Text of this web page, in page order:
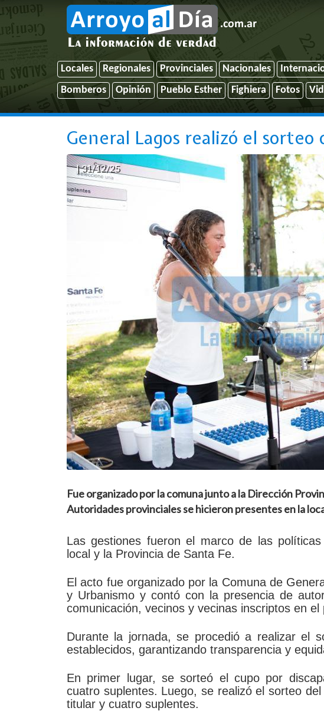
Locales Regionales Provinciales Nacionales
Bomberos
Opinión Pueblo Esther Fighiera Fotos
General Lagos realizó el
| 31/12/25
Fue organizado por la comuna junto a la Dirección
Autoridades provinciales se hicieron presentes en la
Las gestiones fueron el marco de las
local y la Provincia de Santa Fe.
El acto fue organizado por la Comuna de
y Urbanismo y contó con la presencia de
comunicación, vecinos y vecinas inscriptos en el
Durante la jornada, se procedió a realizar el
establecidos, garantizando transparencia y
En primer lugar, se sorteó el cupo por
cuatro suplentes. Luego, se realizó el sorteo
titular y cuatro suplentes.